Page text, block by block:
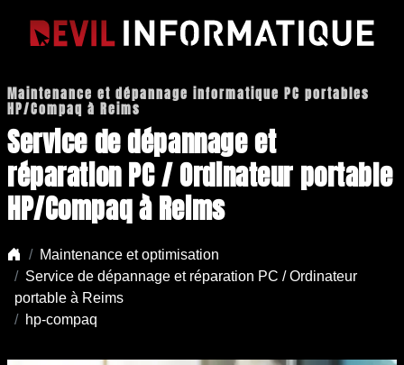
Maintenance et dépannage informatique PC portables
HP/Compaq à Reims
Service de dépannage et
réparation PC / Ordinateur portable
HP/Compaq à Reims
Maintenance et optimisation
Service de dépannage et réparation PC / Ordinateur
portable à Reims
hp-compaq